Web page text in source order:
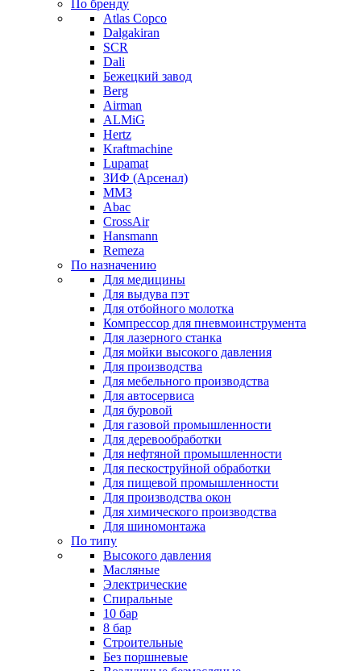
По бренду
Atlas Copco
Dalgakiran
SCR
Dali
Бежецкий завод
Berg
Airman
ALMiG
Hertz
Kraftmachine
Lupamat
ЗИФ (Арсенал)
ММЗ
Abac
CrossAir
Hansmann
Remeza
По назначению
Для медицины
Для выдува пэт
Для отбойного молотка
Компрессор для пневмоинструмента
Для лазерного станка
Для мойки высокого давления
Для производства
Для мебельного производства
Для автосервиса
Для буровой
Для газовой промышленности
Для деревообработки
Для нефтяной промышленности
Для пескоструйной обработки
Для пищевой промышленности
Для производства окон
Для химического производства
Для шиномонтажа
По типу
Высокого давления
Масляные
Электрические
Спиральные
10 бар
8 бар
Cтроительные
Без поршневые